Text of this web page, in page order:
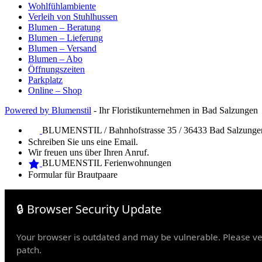
Wohlfühlambiente
Verleih von Stuhlhussen
Blumen – Beratung
Blumen – Lieferung
Blumen – Versand
Blumen – Abo
Öffnungszeiten
Parkplatz
Online – Shop
Powered by Blumenstil - Ihr Floristikunternehmen in Bad Salzungen
BLUMENSTIL / Bahnhofstrasse 35 / 36433 Bad
Schreiben Sie uns eine Email.
Wir freuen uns über Ihren Anruf.
BLUMENSTIL Ferienwohnungen
Formular für Brautpaare
🔒 Browser Security Update
Your browser is outdated and may be vulnerable. Please
patch.
Sonntag 14. Mai ist Muttertag